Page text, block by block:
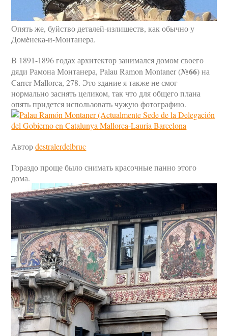
Опять же, буйство деталей-излишеств, как обычно у
Домèнека-и-Монтанера.
В 1891-1896 годах архитектор занимался домом своего
дяди Рамона Монтанера, Palau Ramon Montaner (№66) на
Carrer Mallorca, 278. Это здание я также не смог
нормально заснять целиком, так что для общего плана
опять придется использовать чужую фотографию.
Авторdestralerdelbruc
Гораздо проще было снимать красочные панно этого
дома.